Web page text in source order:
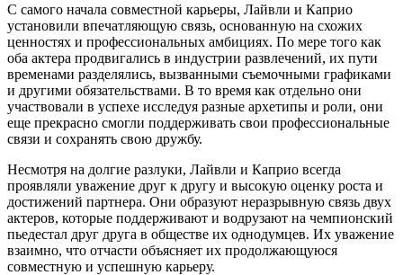
С самого начала совместной карьеры, Лайвли и Каприо
установили впечатляющую связь, основанную на схожих
ценностях и профессиональных амбициях. По мере того как
оба актера продвигались в индустрии развлечений, их пути
временами разделялись, вызванными съемочными графиками
и другими обязательствами. В то время как отдельно они
участвовали в успехе исследуя разные архетипы и роли, они
еще прекрасно смогли поддерживать свои профессиональные
связи и сохранять свою дружбу.
Несмотря на долгие разлуки, Лайвли и Каприо всегда
проявляли уважение друг к другу и высокую оценку роста и
достижений партнера. Они образуют неразрывную связь двух
актеров, которые поддерживают и водрузают на чемпионский
пьедестал друг друга в обществе их однодумцев. Их уважение
взаимно, что отчасти объясняет их продолжающуюся
совместную и успешную карьеру.